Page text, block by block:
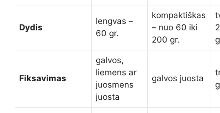
Dydis
lengvas –
60 gr.
kompaktiškas
– nuo 60 iki
200 gr.
Fiksavimas
galvos,
liemens ar
juosmens
juosta
galvos juosta